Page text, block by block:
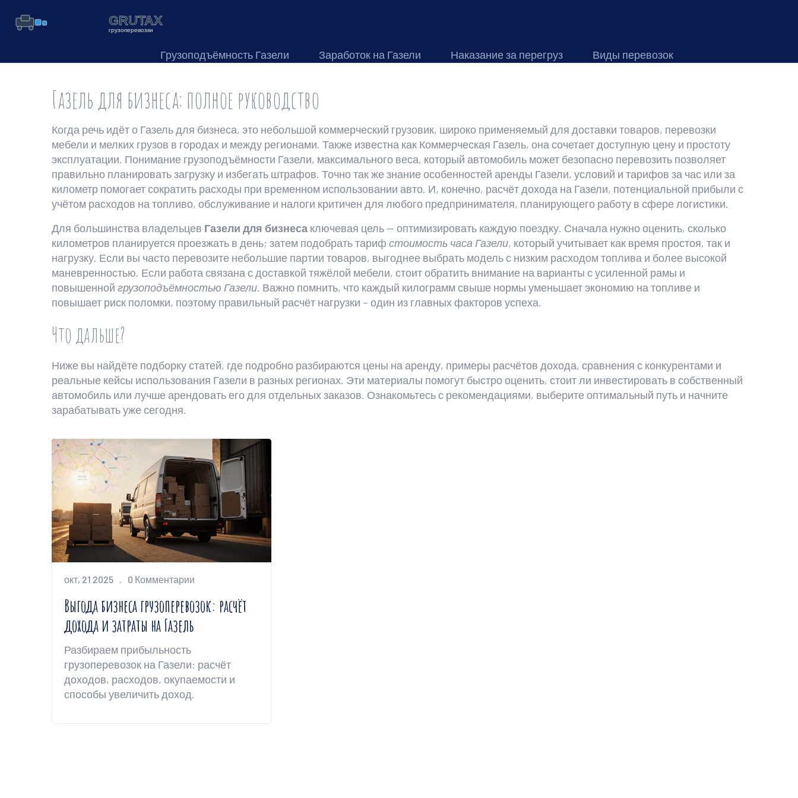
Грузоподъёмность Газели Заработок на Газели Наказание за перегруз Виды перевозок
Газель для бизнеса: полное руководство
Когда речь идёт о Газель для бизнеса, это небольшой коммерческий грузовик, широко применяемый для доставки товаров, перевозки
мебели и мелких грузов в городах и между регионами. Также известна как Коммерческая Газель, она сочетает доступную цену и простоту
эксплуатации. Понимание грузоподъёмности Газели, максимального веса, который автомобиль может безопасно перевозить позволяет
правильно планировать загрузку и избегать штрафов. Точно так же знание особенностей аренды Газели, условий и тарифов за час или за
километр помогает сократить расходы при временном использовании авто. И, конечно, расчёт дохода на Газели, потенциальной прибыли с
учётом расходов на топливо, обслуживание и налоги критичен для любого предпринимателя, планирующего работу в сфере логистики.
Для большинства владельцев Газели для бизнеса ключевая цель — оптимизировать каждую поездку. Сначала нужно оценить, сколько
километров планируется проезжать в день; затем подобрать тариф стоимость часа Газели, который учитывает как время простоя, так и
нагрузку. Если вы часто перевозите небольшие партии товаров, выгоднее выбрать модель с низким расходом топлива и более высокой
маневренностью. Если работа связана с доставкой тяжёлой мебели, стоит обратить внимание на варианты с усиленной рамы и
повышенной грузоподъёмностью Газели. Важно помнить, что каждый килограмм свыше нормы уменьшает экономию на топливе и
повышает риск поломки, поэтому правильный расчёт нагрузки – один из главных факторов успеха.
Что дальше?
Ниже вы найдёте подборку статей, где подробно разбираются цены на аренду, примеры расчётов дохода, сравнения с конкурентами и
реальные кейсы использования Газели в разных регионах. Эти материалы помогут быстро оценить, стоит ли инвестировать в собственный
автомобиль или лучше арендовать его для отдельных заказов. Ознакомьтесь с рекомендациями, выберите оптимальный путь и начните
зарабатывать уже сегодня.
окт, 21 2025 0 Комментарии
Выгода бизнеса грузоперевозок: расчёт
дохода и затраты на Газель
Разбираем прибыльность
грузоперевозок на Газели: расчёт
доходов, расходов, окупаемости и
способы увеличить доход.